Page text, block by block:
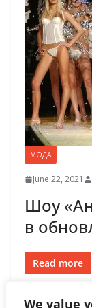
We value
МОДА
June 22, 2021
Шоу
в
Read more